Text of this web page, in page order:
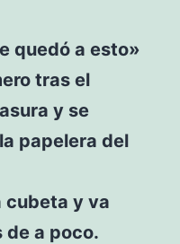
quedó a esto»
tras el
y se
papelera del
cubeta y va
de a poco.